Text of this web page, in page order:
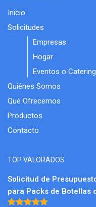
Inicio
Solicitudes
Empresas
Hogar
Eventos o Catering
Quiénes Somos
Qué Ofrecemos
Productos
Contacto
TOP VALORADOS
Solicitud de
para Packs de Botellas